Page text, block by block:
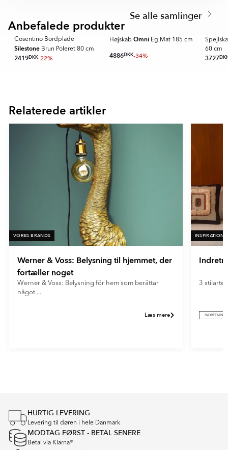
8
Se alle samlinger
Anbefalede produkter
Cosentino Bordplade
Silestone Brun Poleret 80 cm
2419DKK-22%
HøjskabOmni Eg Mat 185 cm
4886DKK-34%
60 cm
3727
16
Relaterede artikler
VORES BRANDS
Werner & Voss: Belysning til hjemmet, der
fortæller noget
Werner & Voss: Belysning för hem som berättar
något....
Læs mere
INSPIRATION
3
INDRETNING
HURTIG LEVERING
Levering til døren i hele Danmark
MODTAG FØRST - BETAL SENERE
Betal via Klarna®